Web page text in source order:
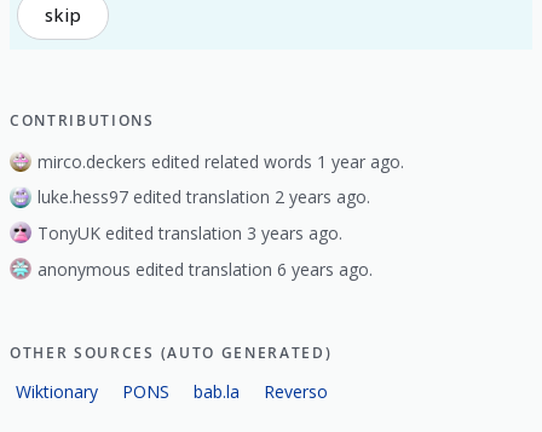
skip
CONTRIBUTIONS
mirco.deckers edited related words 1 year ago.
luke.hess97 edited translation 2 years ago.
TonyUK edited translation 3 years ago.
anonymous edited translation 6 years ago.
OTHER SOURCES (AUTO GENERATED)
Wiktionary PONS bab.la Reverso